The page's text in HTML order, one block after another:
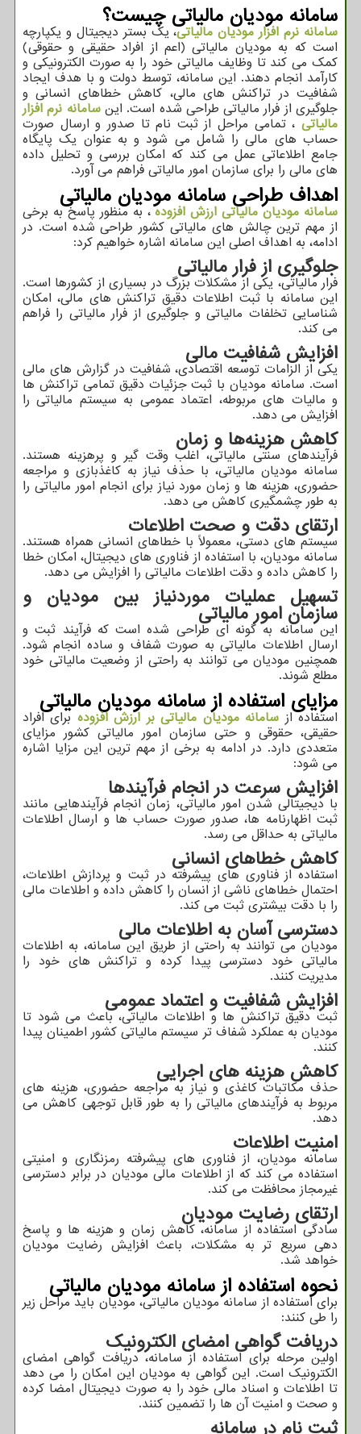
سامانه مودیان مالیاتی چیست؟
سامانه نرم افزار مودیان مالیاتی، یک بستر دیجیتال و یکپارچه
است که به مودیان مالیاتی (اعم از افراد حقیقی و حقوقی)
کمک می ‌کند تا وظایف مالیاتی خود را به صورت الکترونیکی و
کارآمد انجام دهند. این سامانه، توسط دولت و با هدف ایجاد
شفافیت در تراکنش‌ های مالی، کاهش خطاهای انسانی و
جلوگیری از فرار مالیاتی طراحی شده است. اینسامانه نرم افزار
مالیاتی ، تمامی مراحل از ثبت ‌نام تا صدور و ارسال صورت‌
حساب ‌های مالی را شامل می‌ شود و به عنوان یک پایگاه
جامع اطلاعاتی عمل می‌ کند که امکان بررسی و تحلیل داده‌
های مالی را برای سازمان امور مالیاتی فراهم می ‌آورد.
اهداف طراحی سامانه مودیان مالیاتی
سامانه مودیان مالیاتی ارزش افزوده، به منظور پاسخ به برخی
از مهم ‌ترین چالش ‌های مالیاتی کشور طراحی شده است. در
ادامه، به اهداف اصلی این سامانه اشاره خواهیم کرد:
جلوگیری از فرار مالیاتی
فرار مالیاتی، یکی از مشکلات بزرگ در بسیاری از کشورها است.
این سامانه با ثبت اطلاعات دقیق تراکنش‌ های مالی، امکان
شناسایی تخلفات مالیاتی و جلوگیری از فرار مالیاتی را فراهم
می ‌کند.
افزایش شفافیت مالی
یکی از الزامات توسعه اقتصادی، شفافیت در گزارش‌ های مالی
است. سامانه مودیان با ثبت جزئیات دقیق تمامی تراکنش ها
و مالیات‌ های مربوطه، اعتماد عمومی به سیستم مالیاتی را
افزایش می‌ دهد.
کاهش هزینه‌ها و زمان
فرآیندهای سنتی مالیاتی، اغلب وقت ‌گیر و پرهزینه هستند.
سامانه مودیان مالیاتی، با حذف نیاز به کاغذبازی و مراجعه
حضوری، هزینه‌ ها و زمان مورد نیاز برای انجام امور مالیاتی را
به طور چشمگیری کاهش می‌ دهد.
ارتقای دقت و صحت اطلاعات
سیستم ‌های دستی، معمولاً با خطاهای انسانی همراه هستند.
سامانه مودیان، با استفاده از فناوری ‌های دیجیتال، امکان خطا
را کاهش داده و دقت اطلاعات مالیاتی را افزایش می ‌دهد.
تسهیل عملیات موردنیاز بین مودیان و
سازمان امور مالیاتی
این سامانه به ‌گونه ‌ای طراحی شده است که فرآیند ثبت و
ارسال اطلاعات مالیاتی به صورت شفاف و ساده انجام شود.
همچنین مودیان می ‌توانند به راحتی از وضعیت مالیاتی خود
مطلع شوند.
مزایای استفاده از سامانه مودیان مالیاتی
استفاده از سامانه مودیان مالیاتی بر ارزش افزوده برای افراد
حقیقی، حقوقی و حتی سازمان امور مالیاتی کشور مزایای
متعددی دارد. در ادامه به برخی از مهم ‌ترین این مزایا اشاره
می ‌شود:
افزایش سرعت در انجام فرآیندها
با دیجیتالی شدن امور مالیاتی، زمان انجام فرآیندهایی مانند
ثبت اظهارنامه‌ ها، صدور صورت ‌حساب ‌ها و ارسال اطلاعات
مالیاتی به حداقل می ‌رسد.
کاهش خطاهای انسانی
استفاده از فناوری ‌های پیشرفته در ثبت و پردازش اطلاعات،
احتمال خطاهای ناشی از انسان را کاهش داده و اطلاعات مالی
را با دقت بیشتری ثبت می‌ کند.
دسترسی آسان به اطلاعات مالی
مودیان می ‌توانند به راحتی از طریق این سامانه، به اطلاعات
مالیاتی خود دسترسی پیدا کرده و تراکنش ‌های خود را
مدیریت کنند.
افزایش شفافیت و اعتماد عمومی
ثبت دقیق تراکنش‌ ها و اطلاعات مالیاتی، باعث می ‌شود تا
مودیان به عملکرد شفاف ‌تر سیستم مالیاتی کشور اطمینان پیدا
کنند.
کاهش هزینه‌ های اجرایی
حذف مکاتبات کاغذی و نیاز به مراجعه حضوری، هزینه‌ های
مربوط به فرآیندهای مالیاتی را به طور قابل‌ توجهی کاهش می
‌دهد.
امنیت اطلاعات
سامانه مودیان، از فناوری ‌های پیشرفته رمزنگاری و امنیتی
استفاده می ‌کند که از اطلاعات مالی مودیان در برابر دسترسی
غیرمجاز محافظت می ‌کند.
ارتقای رضایت مودیان
سادگی استفاده از سامانه، کاهش زمان و هزینه ‌ها و پاسخ
‌دهی سریع ‌تر به مشکلات، باعث افزایش رضایت مودیان
خواهد شد.
نحوه استفاده از سامانه مودیان مالیاتی
برای استفاده از سامانه مودیان مالیاتی، مودیان باید مراحل زیر
را طی کنند:
دریافت گواهی امضای الکترونیک
اولین مرحله برای استفاده از سامانه، دریافت گواهی امضای
الکترونیک است. این گواهی به مودیان این امکان را می ‌دهد
تا اطلاعات و اسناد مالی خود را به صورت دیجیتال امضا کرده
و صحت و امنیت آن‌ ها را تضمین کنند.
ثبت ‌نام در سامانه